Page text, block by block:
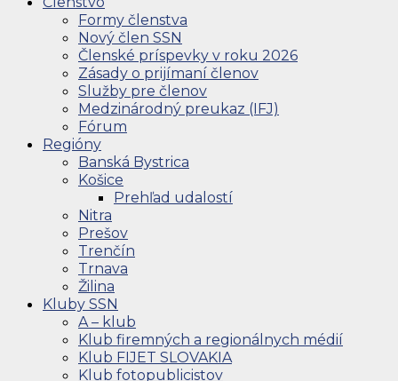
Formy členstva
Nový člen SSN
Členské príspevky v roku 2026
Zásady o prijímaní členov
Služby pre členov
Medzinárodný preukaz (IFJ)
Fórum
Regióny
Banská Bystrica
Košice
Prehľad udalostí
Nitra
Prešov
Trenčín
Trnava
Žilina
Kluby SSN
A – klub
Klub firemných a regionálnych médií
Klub FIJET SLOVAKIA
Klub fotopublicistov